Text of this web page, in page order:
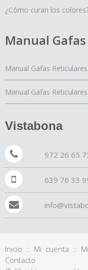
¿Cómo curan los
Manual
Manual Gafas Reticulares
Manual Gafas
Vistabona
972 26 65
639 76 33
Inicio :: Mi cuenta ::
Contacto